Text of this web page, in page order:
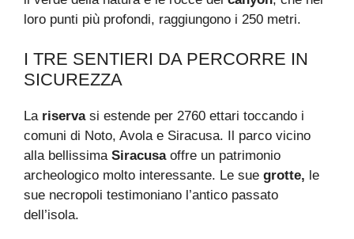
loro punti più profondi, raggiungono i 250 metri.
I TRE SENTIERI DA PERCORRE IN
SICUREZZA
La riservasi estende per 2760 ettari toccando i
comuni di Noto, Avola e Siracusa. Il parco vicino
alla bellissima Siracusaoffre un patrimonio
archeologico molto interessante. Le sue grotte, le
sue necropoli testimoniano l’antico passato
dell’isola.